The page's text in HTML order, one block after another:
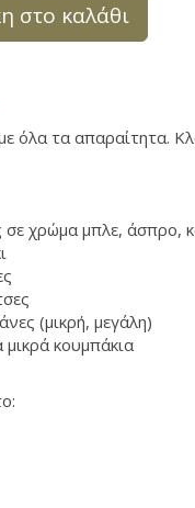
στο καλάθι
όλα τα απαραίτητα.
σε χρώμα μπλε, άσπρο,
(μικρή, μεγάλη)
κουμπάκια